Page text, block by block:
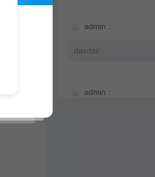
admin：
dasdas
admin：